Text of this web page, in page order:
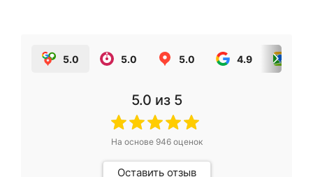
5.0 5.0 5.0 4.9
5.0 из 5
На основе 946оценок
Оставить отзыв